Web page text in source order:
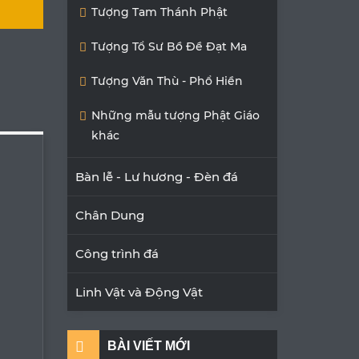
Tượng Tam Thánh Phật
Tượng Tổ Sư Bồ Đề Đạt Ma
Tượng Văn Thù - Phổ Hiền
Những mẫu tượng Phật Giáo
khác
Bàn lễ - Lư hương - Đèn đá
Chân Dung
Công trình đá
Linh Vật và Động Vật
BÀI VIẾT MỚI